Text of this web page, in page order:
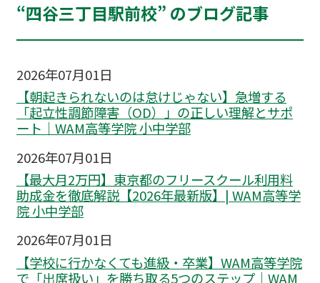
“四谷三丁目駅前校” のブログ記事
2026年07月01日
【朝起きられないのは怠けじゃない】急増する
「起立性調節障害（OD）」の正しい理解とサポ
ート｜WAM高等学院 小中学部
2026年07月01日
【最大月2万円】東京都のフリースクール利用料
助成金を徹底解説【2026年最新版】| WAM高等学
院 小中学部
2026年07月01日
【学校に行かなくても進級・卒業】WAM高等学院
で「出席扱い」を勝ち取る5つのステップ｜WAM